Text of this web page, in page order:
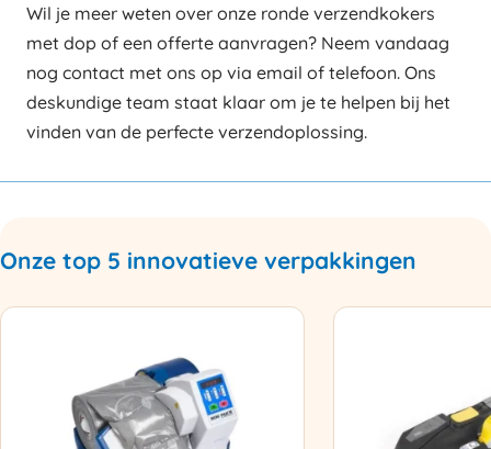
Wil je meer weten over onze ronde verzendkokers
met dop of een offerte aanvragen? Neem vandaag
nog contact met ons op via email of telefoon. Ons
deskundige team staat klaar om je te helpen bij het
vinden van de perfecte verzendoplossing.
Onze top 5 innovatieve verpakkingen